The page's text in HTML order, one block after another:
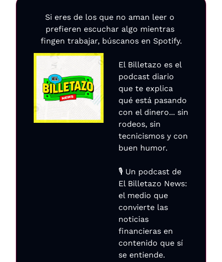
Si eres de los que no aman leer o
prefieren escuchar algo mientras
fingen trabajar, búscanos en Spotify.
El Billetazo es el
podcast diario
que te explica
qué está pasando
con el dinero... sin
rodeos, sin
tecnicismos y con
buen humor.
🎙️ Un podcast de
El Billetazo News:
el medio que
convierte las
noticias
financieras en
contenido que sí
se entiende.